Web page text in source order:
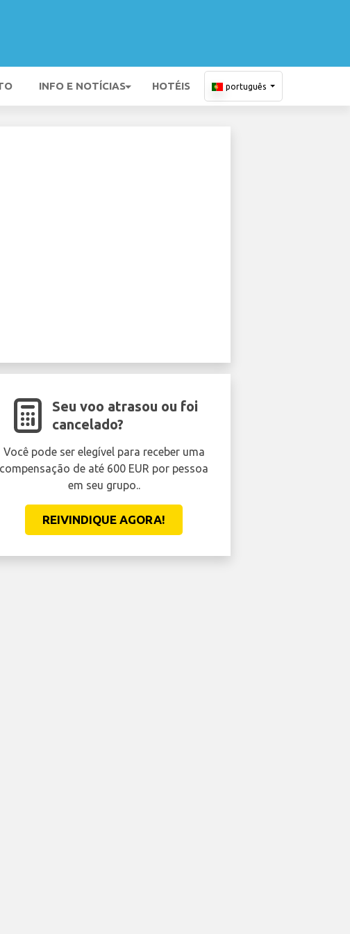
INFO E NOTÍCIAS HOTÉIS português
Seu voo atrasou ou foi
cancelado?
Você pode ser elegível para receber uma
compensação de até 600 EUR por pessoa
em seu grupo..
REIVINDIQUE AGORA!